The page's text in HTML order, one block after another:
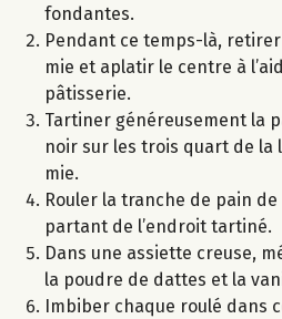
fondantes.
Pendant ce temps-là,
mie et aplatir le centre à
pâtisserie.
Tartiner généreusement la
noir sur les trois quart de la
mie.
Rouler la tranche de pain
partant de l’endroit tartiné.
Dans une assiette creuse,
la poudre de dattes et la
Imbiber chaque roulé dans